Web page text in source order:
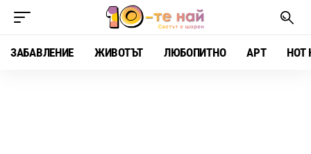
ЗАБАВЛЕНИЕ ЖИВОТЪТ ЛЮБОПИТНО АРТ HOT